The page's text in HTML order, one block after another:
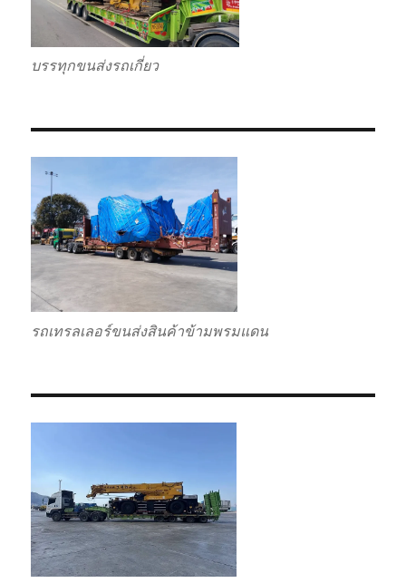
บรรทุกขนส่งรถเกี่ยว
รถเทรลเลอร์ขนส่งสินค้าข้ามพรมแดน